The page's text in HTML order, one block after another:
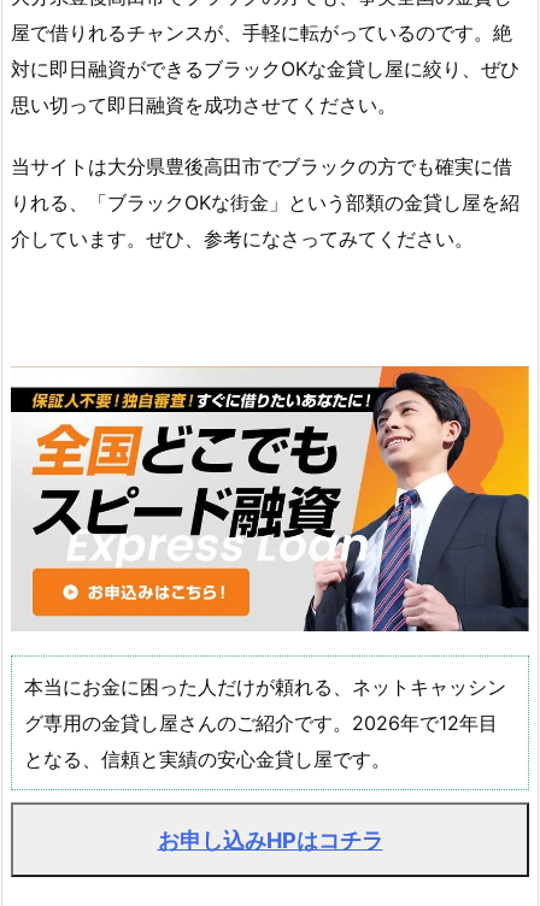
屋で借りれるチャンスが、手軽に転がっているのです。絶
対に即日融資ができるブラックOKな金貸し屋に絞り、ぜひ
思い切って即日融資を成功させてください。
当サイトは大分県豊後高田市でブラックの方でも確実に借
りれる、「ブラックOKな街金」という部類の金貸し屋を紹
介しています。ぜひ、参考になさってみてください。
本当にお金に困った人だけが頼れる、ネットキャッシン
グ専用の金貸し屋さんのご紹介です。2026年で12年目
となる、信頼と実績の安心金貸し屋です。
お申し込みHPはコチラ